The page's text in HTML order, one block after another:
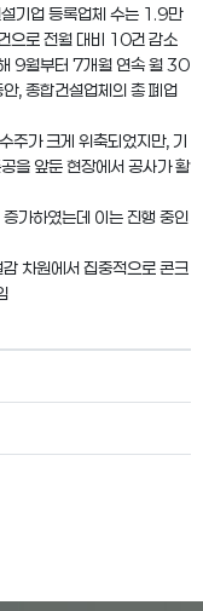
기업 등록업체 수는 1.9만
으로 전월 대비 10건 감소
9월부터 7개월 연속 월 30
, 종합건설업체의 총 폐업
주가 크게 위축되었지만, 기
을 앞둔 현장에서 공사가 활
가하였는데 이는 진행 중인
차원에서 집중적으로 콘크